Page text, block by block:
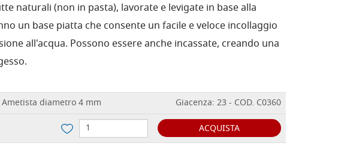
naturali (non in pasta), lavorate e levigate in base alla
un base piatta che consente un facile e veloce incollaggio
all'acqua. Possono essere anche incassate, creando una
diametro 4 mm Giacenza: 23 - COD. C0360
ACQUISTA